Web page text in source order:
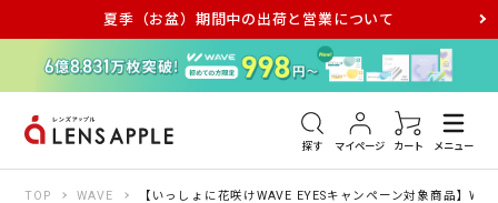
夏季（お盆）期間中の出荷と営業について
探す マイページ カート メニュー
アキュビュー メダリスト メガネ
TOP WAVE 【いっしょに花咲けWAVE EYESキャンペーン対象商品】